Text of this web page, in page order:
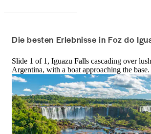
Die besten Erlebnisse in Foz do
Slide 1 of 1, Iguazu Falls cascading over
Argentina, with a boat approaching the base.